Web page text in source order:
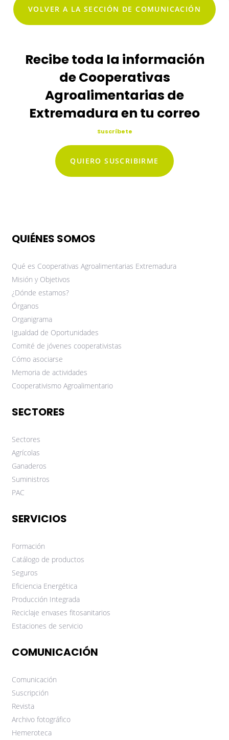
VOLVER A LA SECCIÓN DE COMUNICACIÓN
Recibe toda la información
de Cooperativas
Agroalimentarias de
Extremadura en tu correo
Suscríbete
QUIERO SUSCRIBIRME
QUIÉNES SOMOS
Qué es Cooperativas Agroalimentarias Extremadura
Misión y Objetivos
¿Dónde estamos?
Órganos
Organigrama
Igualdad de Oportunidades
Comité de jóvenes cooperativistas
Cómo asociarse
Memoria de actividades
Cooperativismo Agroalimentario
SECTORES
Sectores
Agrícolas
Ganaderos
Suministros
PAC
SERVICIOS
Formación
Catálogo de productos
Seguros
Eficiencia Energética
Producción Integrada
Reciclaje envases fitosanitarios
Estaciones de servicio
COMUNICACIÓN
Comunicación
Suscripción
Revista
Archivo fotográfico
Hemeroteca